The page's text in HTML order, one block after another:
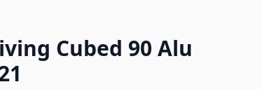
Cubed 90 Alu